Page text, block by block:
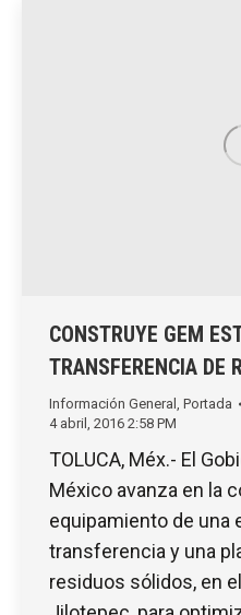
CONSTRUYE GEM
TRANSFERENCIA DE
Información General , Portada
4 abril, 2016 2:58 PM
TOLUCA, Méx.- El
México avanza en la
equipamiento de una
transferencia y una
residuos sólidos, en